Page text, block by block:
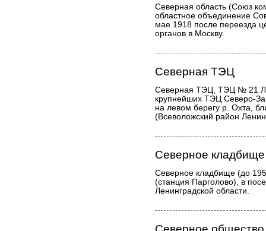
Северная область (Союз
областное объединение
мае 1918 после переезда
органов в Москву.
Северная ТЭЦ
Северная ТЭЦ, ТЭЦ № 21
крупнейших ТЭЦ Северо-
на левом берегу р. Охта,
(Всеволожский район
Северное кладбище
Северное кладбище (до
(станция Парголово), в
Ленинградской области.